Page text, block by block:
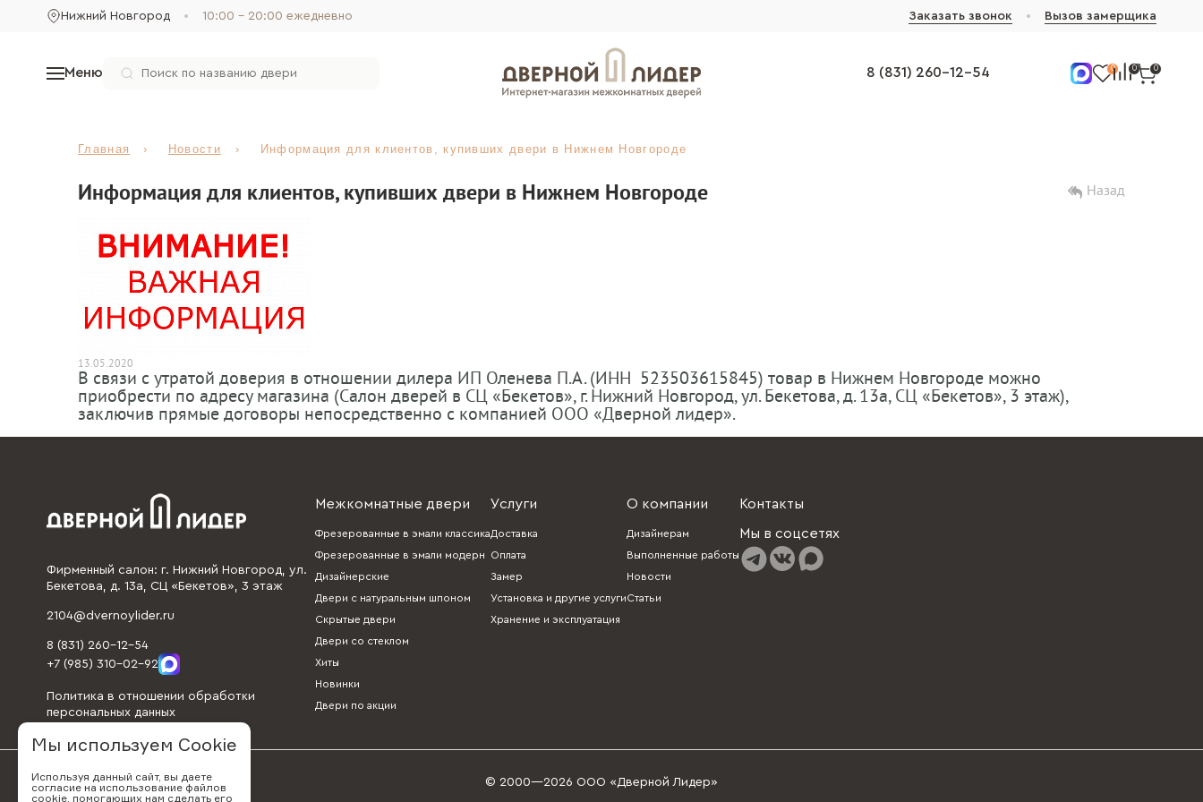
Нижний Новгород 10:00 - 20:00 ежедневно Заказать звонок Вызов замерщика
Меню 8 (831) 260-12-54 0 0 0
Главная Новости Информация для клиентов, купивших двери в Нижнем Новгороде
Назад
Информация для клиентов, купивших двери в Нижнем Новгороде
13.05.2020
В связи с утратой доверия в отношении дилера ИП Оленева П.А. (ИНН 523503615845) товар в Нижнем Новгороде можно
приобрести по адресу магазина (Салон дверей в СЦ «Бекетов», г. Нижний Новгород, ул. Бекетова, д. 13а, СЦ «Бекетов», 3 этаж),
заключив прямые договоры непосредственно с компанией ООО «Дверной лидер».
Фирменный салон: г. Нижний Новгород, ул.
Бекетова, д. 13а, СЦ «Бекетов», 3 этаж
2104@dvernoylider.ru
8 (831) 260-12-54
+7 (985) 310-02-92
Политика в отношении обработки
персональных данных
Межкомнатные двери
Фрезерованные в эмали классика
Фрезерованные в эмали модерн
Дизайнерские
Двери с натуральным шпоном
Скрытые двери
Двери со стеклом
Хиты
Новинки
Двери по акции
Услуги
Доставка
Оплата
Замер
Установка и другие услуги
Хранение и эксплуатация
О компании
Дизайнерам
Выполненные работы
Новости
Статьи
Контакты
Мы в соцсетях
© 2000—2026 ООО «Дверной Лидер»
Мы используем Cookie
Используя данный сайт, вы даете
согласие на использование файлов
cookie, помогающих нам сделать его